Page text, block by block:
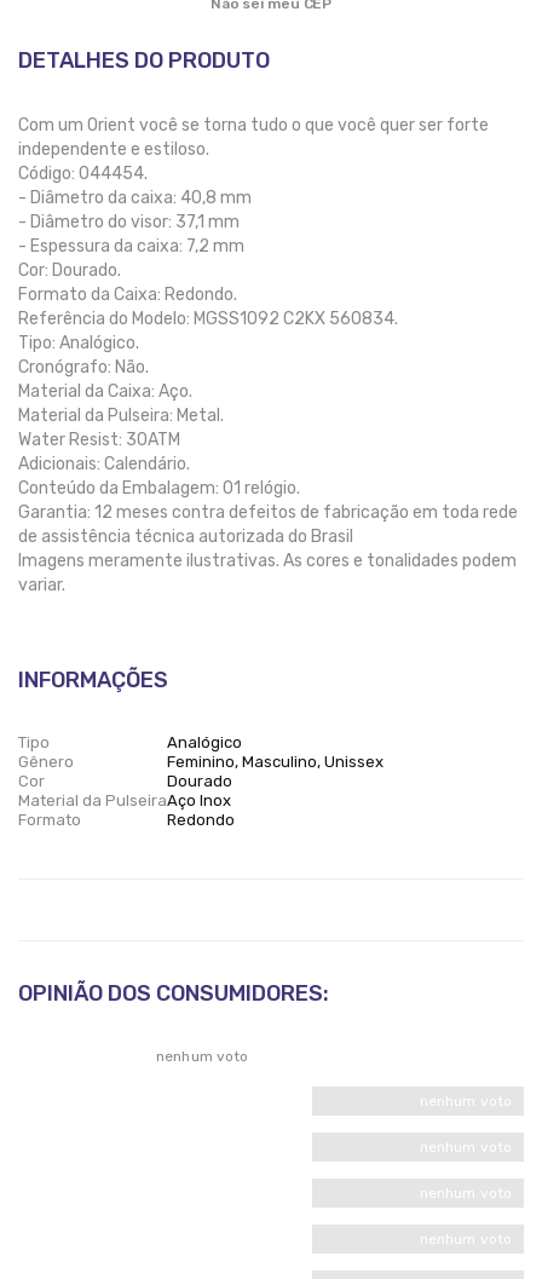
Não sei meu CEP
DETALHES DO PRODUTO
Com um Orient você se torna tudo o que você quer ser forte
independente e estiloso.
Código: 044454.
- Diâmetro da caixa: 40,8 mm
- Diâmetro do visor: 37,1 mm
- Espessura da caixa: 7,2 mm
Cor: Dourado.
Formato da Caixa: Redondo.
Referência do Modelo: MGSS1092 C2KX 560834.
Tipo: Analógico.
Cronógrafo: Não.
Material da Caixa: Aço.
Material da Pulseira: Metal.
Water Resist: 30ATM
Adicionais: Calendário.
Conteúdo da Embalagem: 01 relógio.
Garantia: 12 meses contra defeitos de fabricação em toda rede
de assistência técnica autorizada do Brasil
Imagens meramente ilustrativas. As cores e tonalidades podem
variar.
INFORMAÇÕES
Tipo
Analógico
Gênero
Feminino, Masculino, Unissex
Cor
Dourado
Material da PulseiraAço Inox
Formato
Redondo
OPINIÃO DOS CONSUMIDORES:
nenhum voto
nenhum voto
nenhum voto
nenhum voto
nenhum voto